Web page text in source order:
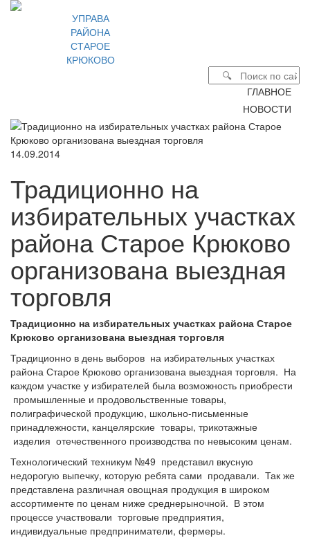
УПРАВА
РАЙОНА
СТАРОЕ
КРЮКОВО
ГЛАВНОЕ
НОВОСТИ
14.09.2014
Традиционно на
избирательных участках
района Старое Крюково
организована выездная
торговля
Традиционно на избирательных участках района Старое
Крюково организована выездная торговля
Традиционно в день выборов на избирательных участках
района Старое Крюково организована выездная торговля. На
каждом участке у избирателей была возможность приобрести
промышленные и продовольственные товары,
полиграфической продукцию, школьно-письменные
принадлежности, канцелярские товары, трикотажные
изделия отечественного производства по невысоким ценам.
Технологический техникум №49 представил вкусную
недорогую выпечку, которую ребята сами продавали. Так же
представлена различная овощная продукция в широком
ассортименте по ценам ниже среднерыночной. В этом
процессе участвовали торговые предприятия,
индивидуальные предприниматели, фермеры.